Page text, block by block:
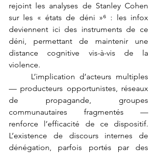
rejoint les analyses de Stanley Cohen
sur les « états de déni »⁶ : les infox
deviennent ici des instruments de ce
déni, permettant de maintenir une
distance cognitive vis-à-vis de la
violence.
— producteurs opportunistes, réseaux
de propagande, groupes
communautaires fragmentés —
renforce l’efficacité de ce dispositif.
L’existence de discours internes de
dénégation, parfois portés par des